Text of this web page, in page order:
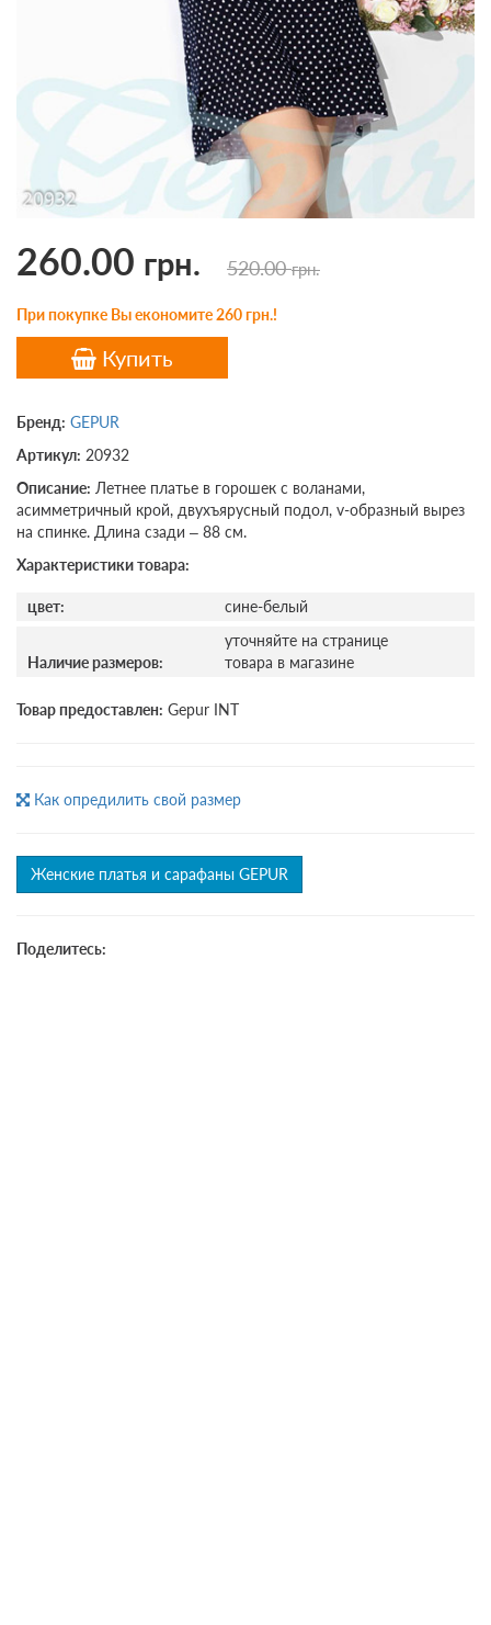
260.00 грн. 520.00грн.
При покупке Вы економите 260 грн.!
Купить
Бренд: GEPUR
Артикул: 20932
Описание: Летнее платье в горошек с воланами,
асимметричный крой, двухъярусный подол, v-образный вырез
на спинке. Длина сзади – 88 см.
Характеристики товара:
цвет: сине-белый
Наличие размеров:
уточняйте на странице
товара в магазине
Товар предоставлен: Gepur INT
Как опредилить свой размер
Женские платья и сарафаны GEPUR
Поделитесь: